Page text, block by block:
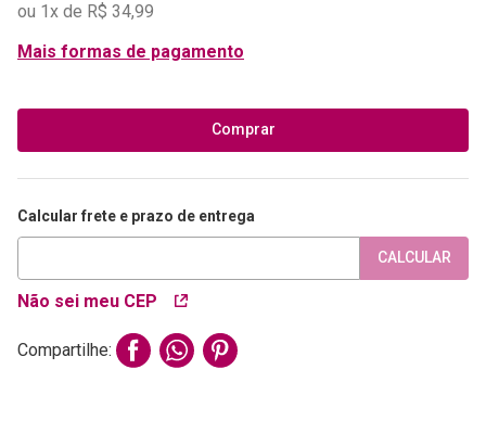
ou 1 x de R$ 34,99
Mais formas de pagamento
Comprar
Calcular frete e prazo de entrega
Não sei meu CEP
CALCULAR
Compartilhe: